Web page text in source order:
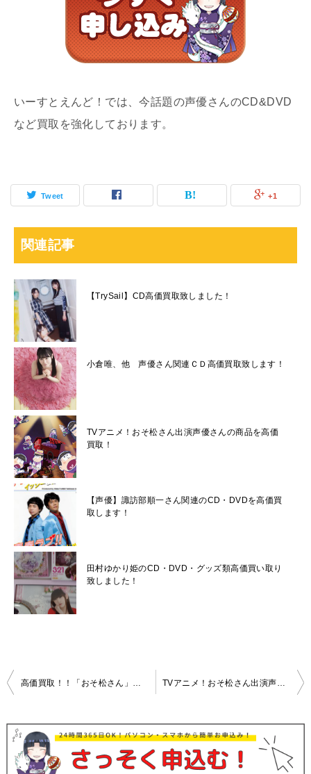
いーすとえんど！では、今話題の声優さんのCD&DVD
など買取を強化しております。
Tweet +1
関連記事
【TrySail】CD高価買取致しました！
小倉唯、他 声優さん関連ＣＤ高価買取致します！
TVアニメ！おそ松さん出演声優さんの商品を高価
買取！
【声優】諏訪部順一さん関連のCD・DVDを高価買
取します！
田村ゆかり姫のCD・DVD・グッズ類高価買い取り
致しました！
投
ナ
ゲ
高価買取！！「おそ松さん」出演声優！櫻井孝宏 編 TVアニメ！おそ松さん出演声優さんの商品を高価買取！